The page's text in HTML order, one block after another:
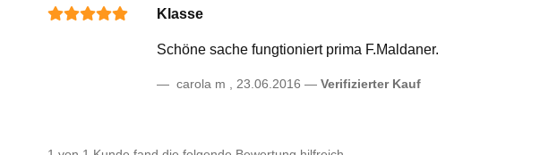
Klasse
Schöne sache fungtioniert prima F.Maldaner.
carola m 23.06.2016 Verifizierter Kauf